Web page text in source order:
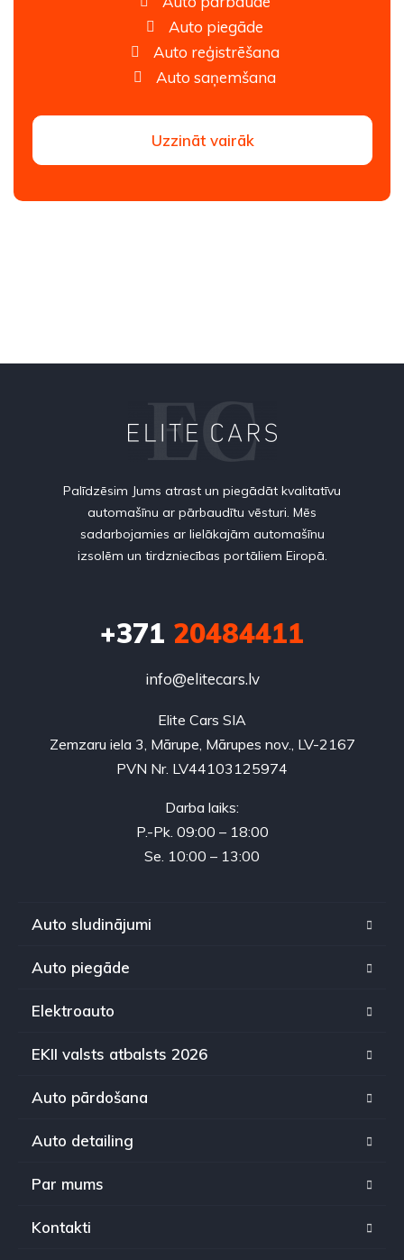
Auto piegāde
Auto reģistrēšana
Auto saņemšana
Uzzināt vairāk
Palīdzēsim Jums atrast un piegādāt kvalitatīvu
automašīnu ar pārbaudītu vēsturi. Mēs
sadarbojamies ar lielākajām automašīnu
izsolēm un tirdzniecības portāliem Eiropā.
+371 20484411
info@elitecars.lv
Elite Cars SIA
Zemzaru iela 3, Mārupe, Mārupes nov., LV-2167
PVN Nr. LV44103125974
Darba laiks:
P.-Pk. 09:00 – 18:00
Se. 10:00 – 13:00
Auto sludinājumi
Auto piegāde
Elektroauto
EKII valsts atbalsts 2026
Auto pārdošana
Auto detailing
Par mums
Kontakti